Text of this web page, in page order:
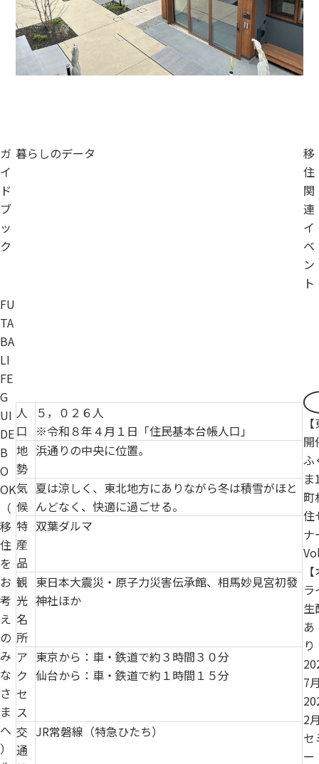
ガ
イ
ド
ブ
ッ
ク
FU
TA
BA
LI
FE
G
UI
DE
B
O
OK
（
移
住
を
お
考
え
の
み
な
さ
ま
へ
）
暮らしのデータ
人
口
５，０２６人
※令和８年４月１日「住民基本台帳人口」
地
勢
浜通りの中央に位置。
気
候
夏は涼しく、東北地方にありながら冬は積雪がほと
んどなく、快適に過ごせる。
特
産
品
双葉ダルマ
観
光
名
所
東日本大震災・原子力災害伝承館、相馬妙見宮初發
神社ほか
ア
ク
セ
ス
東京から：車・鉄道で約３時間３０分
仙台から：車・鉄道で約１時間１５分
交
通
JR常磐線（特急ひたち）
移
住
関
連
イ
ベ
ン
ト
開
ふ
町
住
ナ
ラ
生
あ
7
2
セ
ー